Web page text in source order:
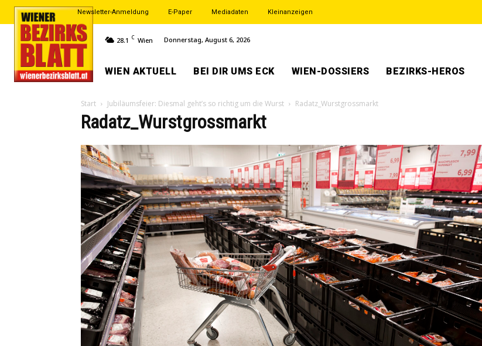
Newsletter-Anmeldung E-Paper Mediadaten Kleinanzeigen
28.1 C Wien Donnerstag, August 6, 2026
WIEN AKTUELL BEI DIR UMS ECK WIEN-DOSSIERS BEZIRKS-HEROS
Start Jubiläumsfeier: Diesmal geht’s so richtig um die Wurst Radatz_Wurstgrossmarkt
Radatz_Wurstgrossmarkt